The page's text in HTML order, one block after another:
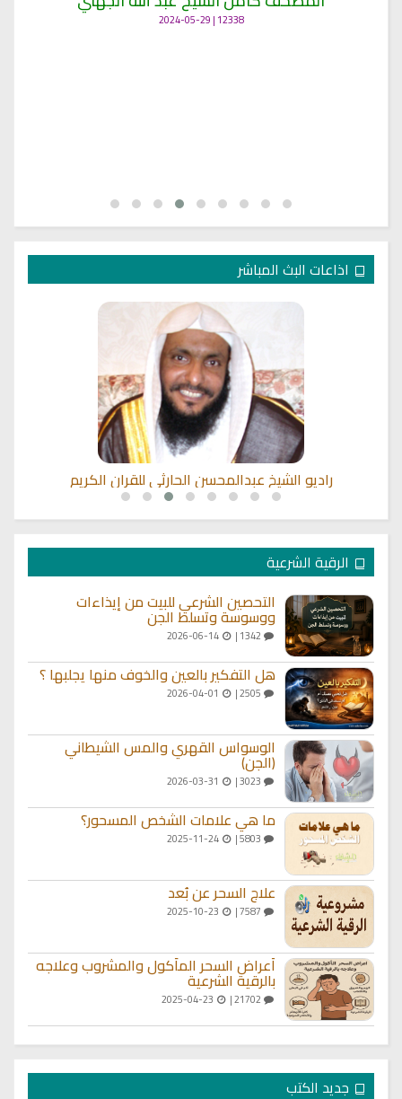
المصحف المرتل برواية السوسي للشيخ عثمان
القرآن بصوت الشيخ عثمان
اذاعات البث المباشر
القران الكريم مباشرة بصوت الشيخ سعد
الرقية الشرعية
التحصين الشرعي للبيت من إيذاءات
ووسوسة وتسلط الجن
2026-06-14
هل التفكير بالعين والخوف منها يجلبها ؟
الوسواس القهري والمس الشيطاني
(الجن)
ما هي علامات الشخص المسحور؟
2025-11-24
علاج السحر عن بُعد
أعراض السحر المأكول والمشروب وعلاجه
بالرقية الشرعية
جديد الكتب